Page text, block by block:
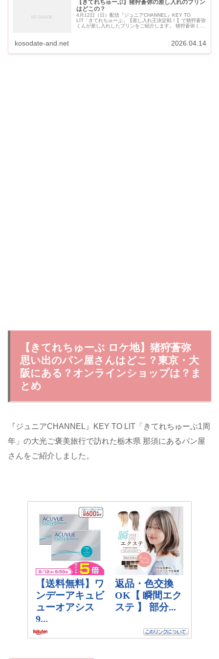
【きてれちゅーぶ】猪狩蒼弥の差し入れのプリン
はどこの？
4月12日（日）配信『ジュニアCHANNEL』KEY TO
LIT「きてれちゅーぶ」【差し入れ王決定戦！】で猪狩蒼弥
くんが差し入れしたプリンをご紹介します。 猪狩蒼弥くん
kosodate-and.net 2026.04.14
【きてれちゅーぶ ロケ地】猪狩蒼弥
思い出のパン屋さんはどこ？東京・大
阪にある？オンラインショップは？ま
とめ
『ジュニアCHANNEL』KEY TO LIT「きてれちゅーぶ1周
年」の大光ご褒美旅行で訪れた栃木県 那須にあるパン屋
さんをご紹介しました。